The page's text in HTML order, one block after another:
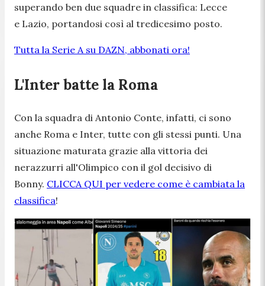
superando ben due squadre in classifica: Lecce
e Lazio, portandosi così al tredicesimo posto.
Tutta la Serie A su DAZN, abbonati ora!
L'Inter batte la Roma
Con la squadra di Antonio Conte, infatti, ci sono
anche Roma e Inter, tutte con gli stessi punti. Una
situazione maturata grazie alla vittoria dei
nerazzurri all'Olimpico con il gol decisivo di
Bonny. CLICCA QUI per vedere come è cambiata la
classifica!